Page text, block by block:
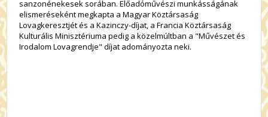
sanzonénekesek sorában. Előadóművészi munkásságának
elismeréseként megkapta a Magyar Köztársaság
Lovagkeresztjét és a Kazinczy-díjat, a Francia Köztársaság
Kulturális Minisztériuma pedig a közelmúltban a "Művészet és
Irodalom Lovagrendje" díjat adományozta neki.